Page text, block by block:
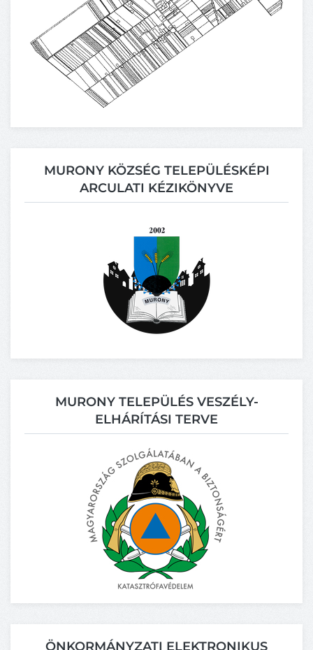
MURONY KÖZSÉG TELEPÜLÉSKÉPI
ARCULATI KÉZIKÖNYVE
MURONY TELEPÜLÉS VESZÉLY-
ELHÁRÍTÁSI TERVE
ÖNKORMÁNYZATI ELEKTRONIKUS